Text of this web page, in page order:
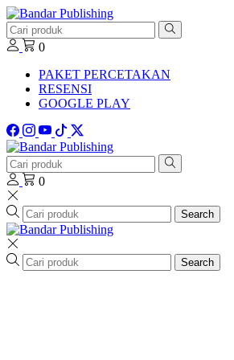
0
PAKET PERCETAKAN
RESENSI
GOOGLE PLAY
0
Search
Search